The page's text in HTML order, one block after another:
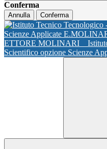
Conferma
Annulla Conferma
ETTORE MOLINARI
Scientifico opzione Scienze